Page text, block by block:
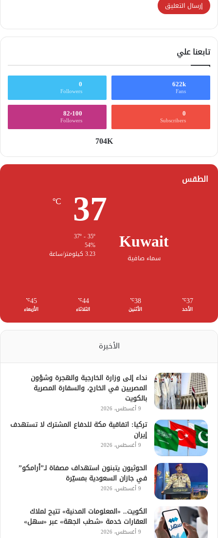
تابعنا علي
622k
Fans
0
Followers
0
Subscribers
82٬100
Followers
704K
الطقس
Kuwait
سماء صافية
37
℃
54%
3.23 كيلومتر/ساعة
37
℃
الأحد
38
℃
الأثنين
44
℃
الثلاثاء
45
℃
الأربعاء
الأخيرة
نداء إلى وزارة الخارجية والهجرة وشؤون
المصريين في الخارج، والسفارة المصرية
بالكويت
9 أغسطس، 2026
تركيا: اتفاقية مكة للدفاع المشترك لا تستهدف
إيران
9 أغسطس، 2026
الحوثيون يتبنون استهداف مصفاة لـ”أرامكو”
في جازان السعودية بمسيّرة
9 أغسطس، 2026
الكويت.. «المعلومات المدنية» تتيح لملاك
العقارات خدمة «شطب الجهة» عبر «سهل»
9 أغسطس، 2026